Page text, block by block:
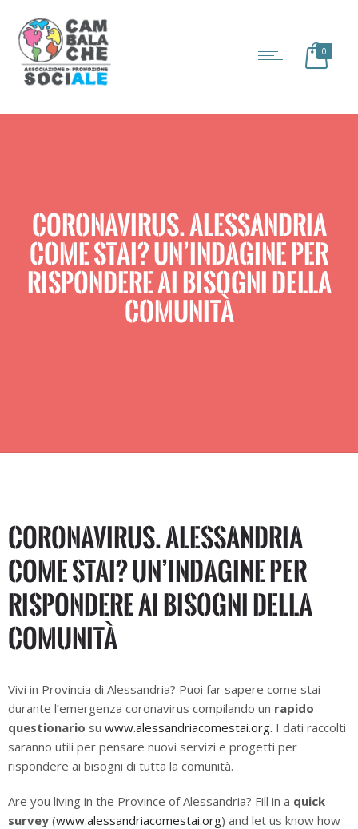
0
CORONAVIRUS. ALESSANDRIA
COME STAI? UN’INDAGINE PER
RISPONDERE AI BISOGNI DELLA
COMUNITÀ
CORONAVIRUS. Alessandria
come stai? Un’indagine per
rispondere ai bisogni della
comunità
Vivi in Provincia di Alessandria? Puoi far sapere come stai
durante l’emergenza coronavirus compilando un rapido
questionario su www.alessandriacomestai.org. I dati raccolti
saranno utili per pensare nuovi servizi e progetti per
rispondere ai bisogni di tutta la comunità.
Are you living in the Province of Alessandria? Fill in a quick
survey (www.alessandriacomestai.org) and let us know how